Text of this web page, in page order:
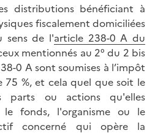
distributions bénéficiant à
fiscalement domiciliées
sens de l'article 238-0 A du
mentionnés au 2° du 2 bis
0 A sont soumises à l’impôt
75 %, et cela quel que soit le
parts ou actions qu'elles
le fonds, l'organisme ou le
concerné qui opère la